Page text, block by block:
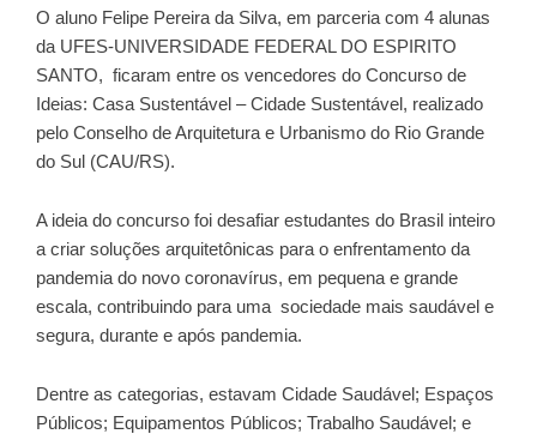
O aluno Felipe Pereira da Silva, em parceria com 4 alunas
da UFES-UNIVERSIDADE FEDERAL DO ESPIRITO
SANTO, ficaram entre os vencedores do Concurso de
Ideias: Casa Sustentável – Cidade Sustentável, realizado
pelo Conselho de Arquitetura e Urbanismo do Rio Grande
do Sul (CAU/RS).
A ideia do concurso foi desafiar estudantes do Brasil inteiro
a criar soluções arquitetônicas para o enfrentamento da
pandemia do novo coronavírus, em pequena e grande
escala, contribuindo para uma sociedade mais saudável e
segura, durante e após pandemia.
Dentre as categorias, estavam Cidade Saudável; Espaços
Públicos; Equipamentos Públicos; Trabalho Saudável; e